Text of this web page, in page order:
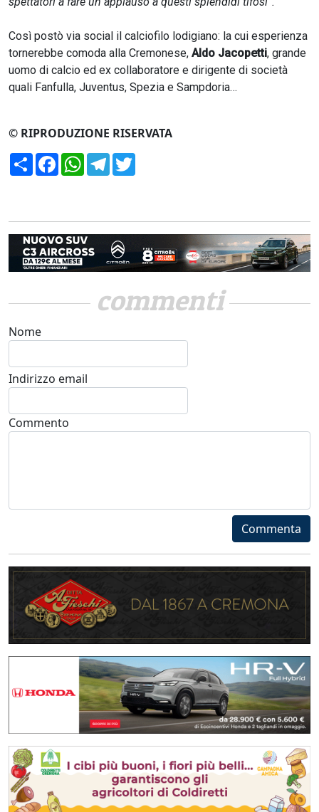
Così postò via social il calciofilo lodigiano: la cui esperienza
tornerebbe comoda alla Cremonese, Aldo Jacopetti, grande
uomo di calcio ed ex collaboratore e dirigente di società
quali Fanfulla, Juventus, Spezia e Sampdoria…
© RIPRODUZIONE RISERVATA
CondividiFacebookWhatsApp
Telegram
commenti
Nome
Indirizzo email
Commento
Commenta